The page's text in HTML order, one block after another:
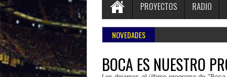
PROYECTOS RADIO
NOVEDADES
BOCA ES NUESTRO